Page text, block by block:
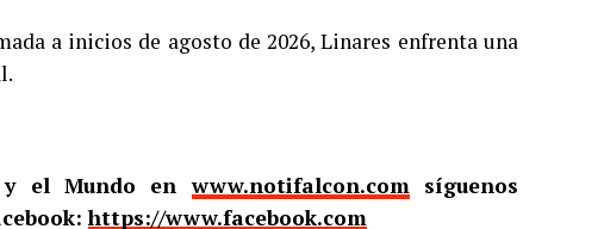
a inicios de agosto de 2026, Linares enfrenta una
y el Mundo enwww.notifalcon.comsíguenos
https://www.facebook.com